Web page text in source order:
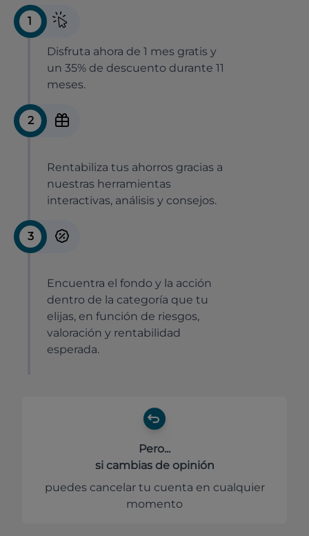
1
Disfruta ahora de 1 mes gratis y
un 35% de descuento durante 11
meses.
2
Rentabiliza tus ahorros gracias a
nuestras herramientas
interactivas, análisis y consejos.
3
Encuentra el fondo y la acción
dentro de la categoría que tu
elijas, en función de riesgos,
valoración y rentabilidad
esperada.
Pero...
si cambias de opinión
puedes cancelar tu cuenta en cualquier
momento